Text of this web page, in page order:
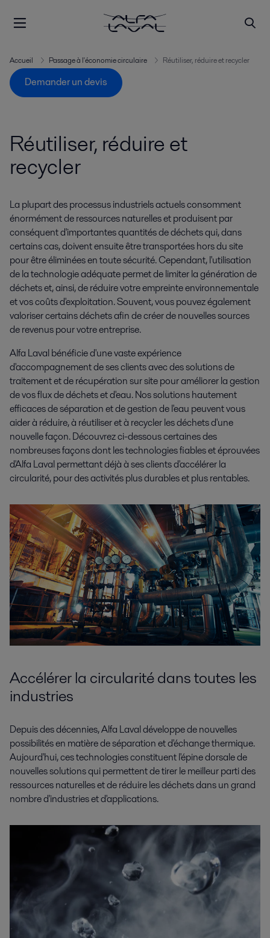
Accueil Passage à l'économie circulaire Réutiliser, réduire et recycler
Demander un devis
Réutiliser, réduire et
recycler
La plupart des processus industriels actuels consomment
énormément de ressources naturelles et produisent par
conséquent d'importantes quantités de déchets qui, dans
certains cas, doivent ensuite être transportées hors du site
pour être éliminées en toute sécurité. Cependant, l'utilisation
de la technologie adéquate permet de limiter la génération de
déchets et, ainsi, de réduire votre empreinte environnementale
et vos coûts d'exploitation. Souvent, vous pouvez également
valoriser certains déchets afin de créer de nouvelles sources
de revenus pour votre entreprise.
Alfa Laval bénéficie d'une vaste expérience
d'accompagnement de ses clients avec des solutions de
traitement et de récupération sur site pour améliorer la gestion
de vos flux de déchets et d'eau. Nos solutions hautement
efficaces de séparation et de gestion de l'eau peuvent vous
aider à réduire, à réutiliser et à recycler les déchets d'une
nouvelle façon. Découvrez ci-dessous certaines des
nombreuses façons dont les technologies fiables et éprouvées
d'Alfa Laval permettant déjà à ses clients d'accélérer la
circularité, pour des activités plus durables et plus rentables.
Accélérer la circularité dans toutes les
industries
Depuis des décennies, Alfa Laval développe de nouvelles
possibilités en matière de séparation et d'échange thermique.
Aujourd'hui, ces technologies constituent l'épine dorsale de
nouvelles solutions qui permettent de tirer le meilleur parti des
ressources naturelles et de réduire les déchets dans un grand
nombre d'industries et d'applications.